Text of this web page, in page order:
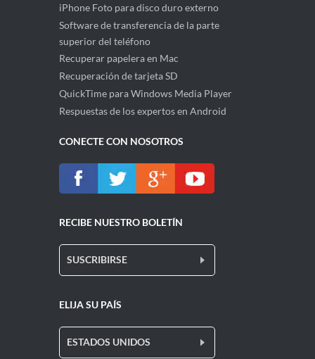
iPhone Foto para disco duro externo
Software de transferencia de la parte
superior del teléfono
Recuperar papelera en Mac
Recuperación de tarjeta SD
QuickTime para Windows Media Player
Respuestas de los expertos en Android
CONECTE CON NOSOTROS
RECIBE NUESTRO BOLETÍN
SUSCRIBIRSE
ELIJA SU PAÍS
ESTADOS UNIDOS